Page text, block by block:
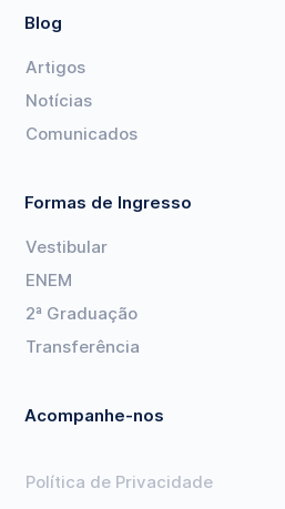
Blog
Artigos
Notícias
Comunicados
Formas de Ingresso
Vestibular
ENEM
2ª Graduação
Transferência
Acompanhe-nos
Política de Privacidade